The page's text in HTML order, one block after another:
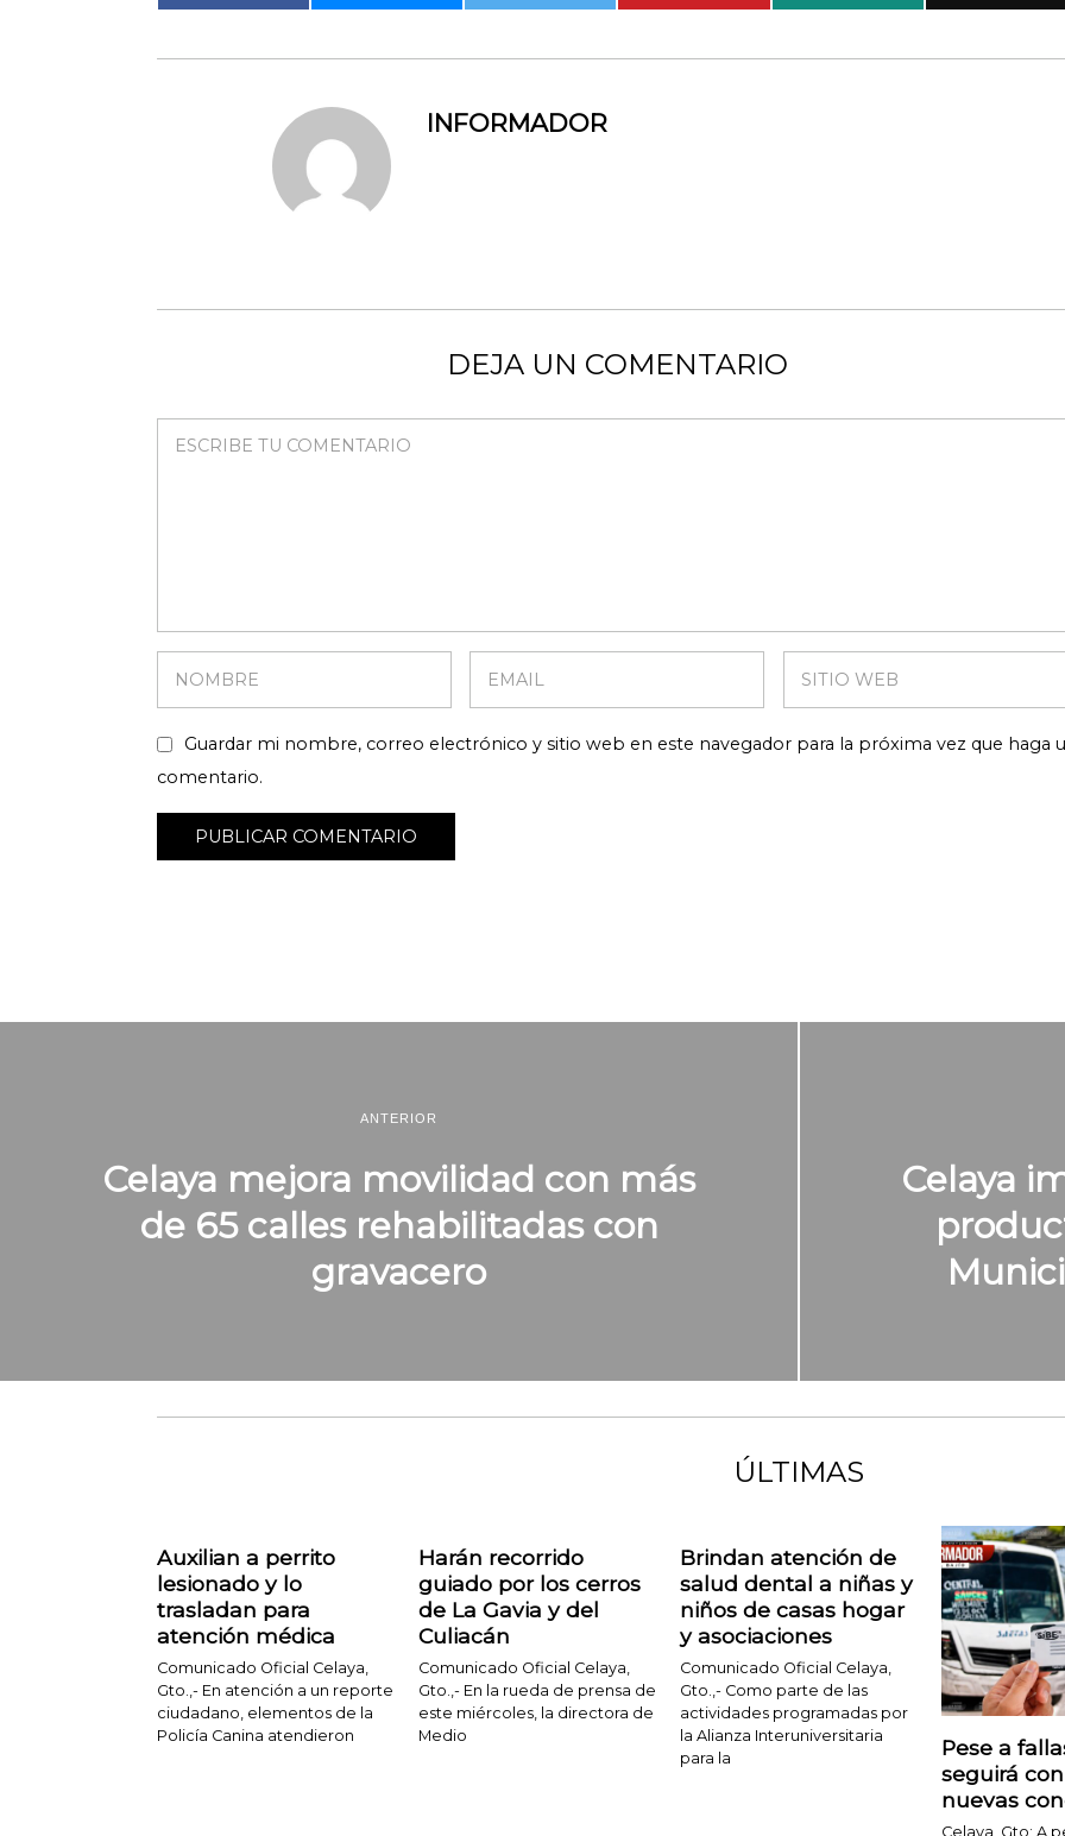
INFORMADOR
DEJA UN COMENTARIO
Guardar mi nombre, correo electrónico y sitio web en este navegador para la próxima vez que haga
comentario.
ANTERIOR
Celaya mejora movilidad con más
de 65 calles rehabilitadas con
gravacero
Celaya
ÚLTIMAS
Auxilian a perrito
lesionado y lo
trasladan para
atención médica
Comunicado Oficial Celaya,
Gto.,- En atención a un reporte
ciudadano, elementos de la
Policía Canina atendieron
Harán recorrido
guiado por los cerros
de La Gavia y del
Culiacán
Comunicado Oficial Celaya,
Gto.,- En la rueda de prensa de
este miércoles, la directora de
Medio
Brindan atención de
salud dental a niñas y
niños de casas hogar
y asociaciones
Comunicado Oficial Celaya,
Gto.,- Como parte de las
actividades programadas por
la Alianza Interuniversitaria
para la
Pese a
seguirá
nuevas
Celaya, Gto; A